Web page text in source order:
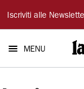
La
Nuova
Ferrara
Iscriviti alle
MENU